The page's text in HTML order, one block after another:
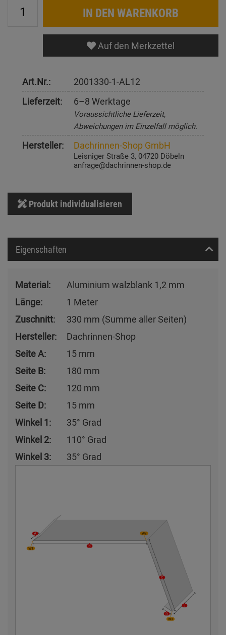
IN DEN WARENKORB
Auf den Merkzettel
Art.Nr.:
2001330-1-AL12
Lieferzeit:
6–8 Werktage
Voraussichtliche Lieferzeit,
Abweichungen im Einzelfall möglich.
Hersteller: Dachrinnen-Shop GmbH
Leisniger Straße 3, 04720 Döbeln
anfrage@dachrinnen-shop.de
Produkt individualisieren
Eigenschaften
Material:
Aluminium walzblank 1,2 mm
Länge:
1 Meter
Zuschnitt:
330 mm (Summe aller Seiten)
Hersteller:
Dachrinnen-Shop
Seite A:
15 mm
Seite B:
180 mm
Seite C:
120 mm
Seite D:
15 mm
Winkel 1:
35° Grad
Winkel 2:
110° Grad
Winkel 3:
35° Grad